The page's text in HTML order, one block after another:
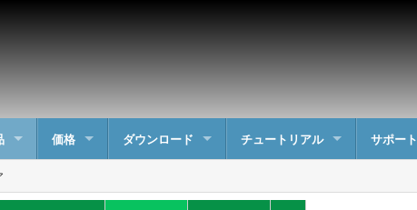
価格 ダウンロード チュートリアル サポート